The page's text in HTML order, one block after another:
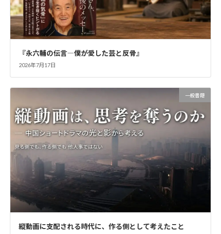
『永六輔の伝言―僕が愛した芸と反骨』
2026年7月17日
一般書籍
縦動画に支配される時代に、作る側として考えたこと